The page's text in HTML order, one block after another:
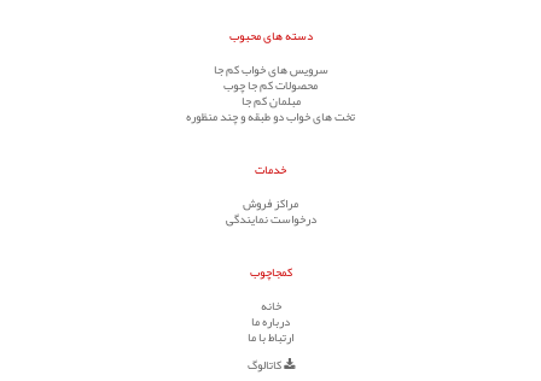
دسته های محبوب
سرویس های خواب کم جا
محصولات کم جا چوب
مبلمان کم جا
تخت های خواب دو طبقه و چند منظوره
خدمات
مراکز فروش
درخواست نمایندگی
کمجاچوب
خانه
درباره ما
ارتباط با ما
کاتالوگ